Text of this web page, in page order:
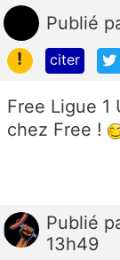
Publié
!
citer
Free Ligue 1
chez Free !
Publié
13h49